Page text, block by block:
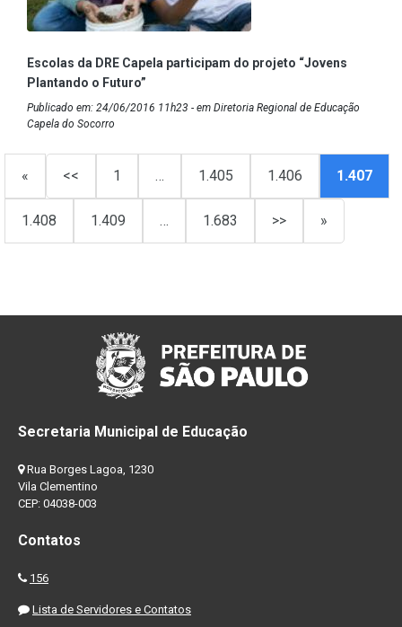
Escolas da DRE Capela participam do projeto “Jovens
Plantando o Futuro”
Publicado em: 24/06/2016 11h23 - em Diretoria Regional de Educação
Capela do Socorro
« << 1 … 1.405 1.406 1.407
1.408 1.409 … 1.683 >> »
Secretaria Municipal de Educação
Rua Borges Lagoa, 1230
Vila Clementino
CEP: 04038-003
Contatos
156
Lista de Servidores e Contatos